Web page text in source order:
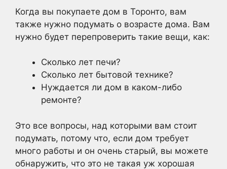
Когда вы покупаете дом в Торонто, вам
также нужно подумать о возрасте дома. Вам
нужно будет перепроверить такие вещи, как:
Сколько лет печи?
Сколько лет бытовой технике?
Нуждается ли дом в каком-либо
ремонте?
Это все вопросы, над которыми вам стоит
подумать, потому что, если дом требует
много работы и он очень старый, вы можете
обнаружить, что это не такая уж хорошая